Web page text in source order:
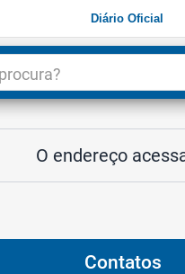
Diário Oficial
O endereço
Contatos